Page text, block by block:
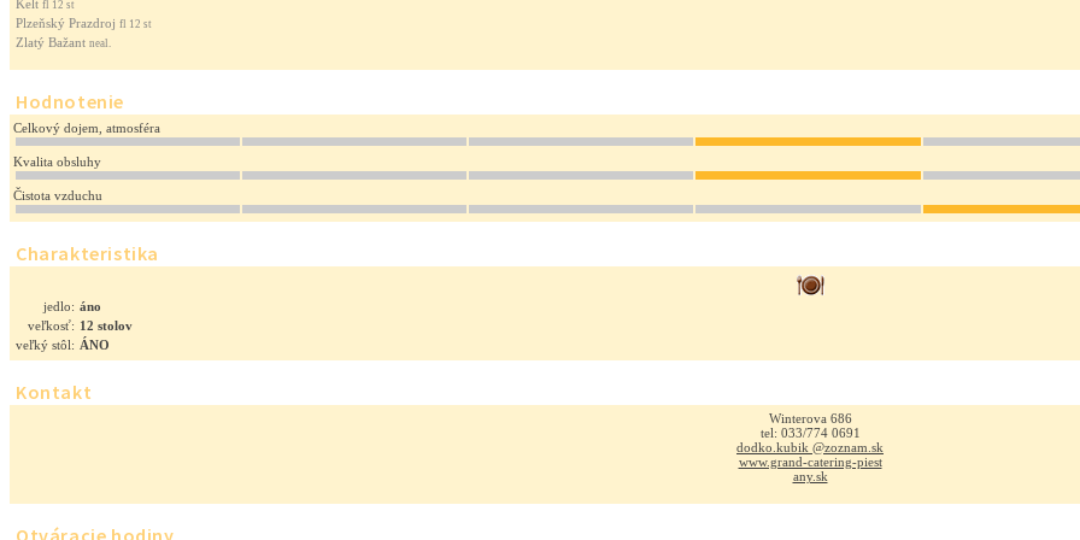
Kelt fl 12 st
Plzeňský Prazdroj fl 12 st
Zlatý Bažant neal.
Hodnotenie
Celkový dojem, atmosféra
Kvalita obsluhy
Čistota vzduchu
Charakteristika
jedlo: áno
veľkosť: 12 stolov
veľký stôl: ÁNO
Kontakt
Winterova 686
tel: 033/774 0691
dodko.kubik @zoznam.sk
www.grand-catering-piest
any.sk
Otváracie hodiny